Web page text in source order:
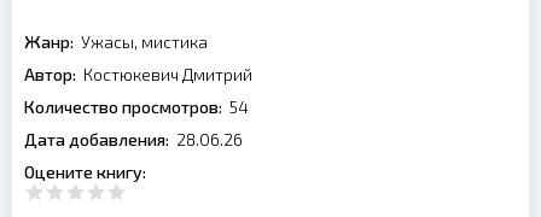
Жанр: Ужасы, мистика
Автор: Костюкевич Дмитрий
Количество просмотров: 54
Дата добавления: 28.06.26
Оцените книгу: